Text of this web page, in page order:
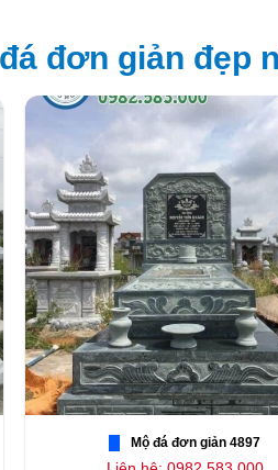
đơn giản đẹp
Mộ đá đơn giản 4897